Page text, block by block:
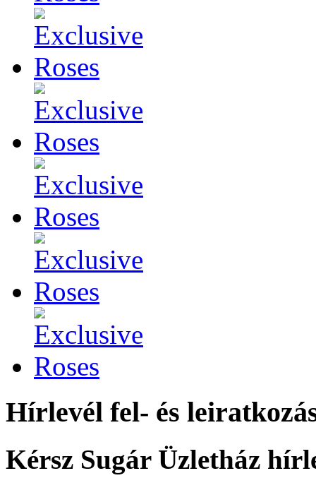
Hírlevél fel- és
Kérsz Sugár Üzletház